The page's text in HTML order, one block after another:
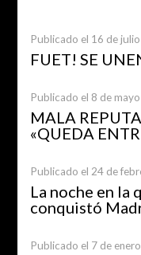
Publicado el 16 de
FUET! SE
Publicado el 8 de
MALA
«QUEDA
Publicado el 24 de
La noche en la
conquistó
Publicado el 7 de